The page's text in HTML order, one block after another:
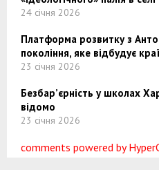
24 січня 2026
Платформа розвитку з
покоління, яке відбудує
23 січня 2026
Безбар’єрність у школах
відомо
23 січня 2026
comments powered by